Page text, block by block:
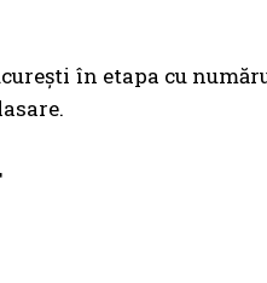
în etapa cu